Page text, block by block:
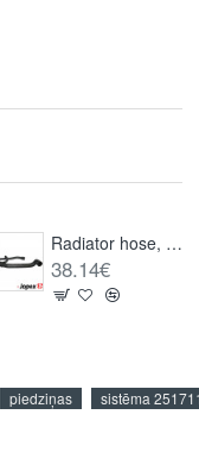
Radiator hose, expansion tank to water flange, water pump and thermostat housing
38.14€
piedziņas sistēma